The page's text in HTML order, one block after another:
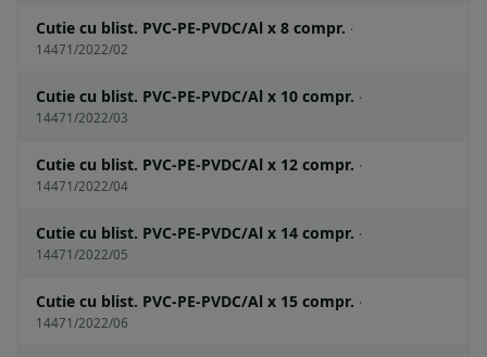
Cutie cu blist. PVC-PE-PVDC/Al x 8 compr. ·
14471/2022/02
Cutie cu blist. PVC-PE-PVDC/Al x 10 compr. ·
14471/2022/03
Cutie cu blist. PVC-PE-PVDC/Al x 12 compr. ·
14471/2022/04
Cutie cu blist. PVC-PE-PVDC/Al x 14 compr. ·
14471/2022/05
Cutie cu blist. PVC-PE-PVDC/Al x 15 compr. ·
14471/2022/06